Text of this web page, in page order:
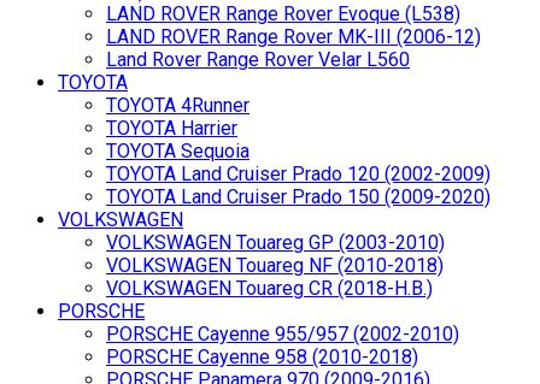
LAND ROVER Range Rover Evoque (L538)
LAND ROVER Range Rover MK-III (2006-12)
Land Rover Range Rover Velar L560
TOYOTA
TOYOTA 4Runner
TOYOTA Harrier
TOYOTA Sequoia
TOYOTA Land Cruiser Prado 120 (2002-2009)
TOYOTA Land Cruiser Prado 150 (2009-2020)
VOLKSWAGEN
VOLKSWAGEN Touareg GP (2003-2010)
VOLKSWAGEN Touareg NF (2010-2018)
VOLKSWAGEN Touareg CR (2018-Н.В.)
PORSCHE
PORSCHE Cayenne 955/957 (2002-2010)
PORSCHE Cayenne 958 (2010-2018)